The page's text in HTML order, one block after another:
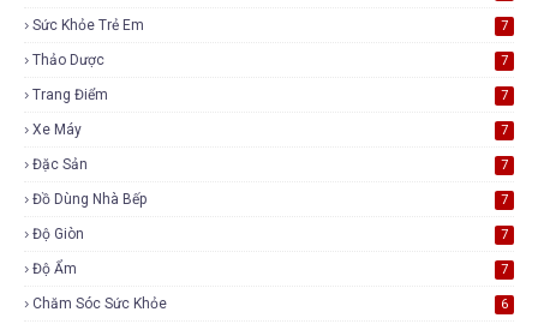
Sức Khỏe Trẻ Em 7
Thảo Dược 7
Trang Điểm 7
Xe Máy 7
Đặc Sản 7
Đồ Dùng Nhà Bếp 7
Độ Giòn 7
Độ Ẩm 7
Chăm Sóc Sức Khỏe 6